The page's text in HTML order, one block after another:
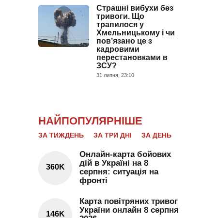
Страшні вибухи без
тривоги. Що
трапилося у
Хмельницькому і чи
пов’язано це з
кадровими
перестановками в
ЗСУ?
31 липня, 23:10
НАЙПОПУЛЯРНІШЕ
ЗА ТИЖДЕНЬ ЗА ТРИ ДНІ ЗА ДЕНЬ
360K
Онлайн-карта бойових
дій в Україні на 8
серпня: ситуація на
фронті
146K
Карта повітряних тривог
України онлайн 8 серпня